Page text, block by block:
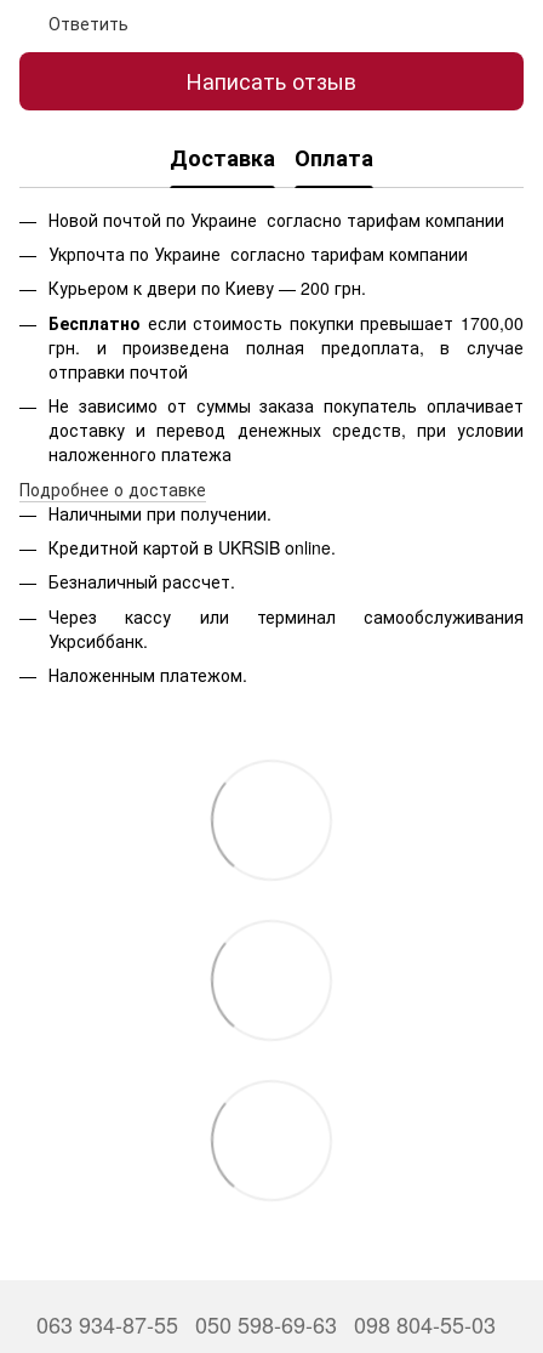
Ответить
Написать отзыв
Доставка Оплата
Новой почтой по Украине согласно тарифам компании
Укрпочта по Украине согласно тарифам компании
Курьером к двери по Киеву — 200 грн.
Бесплатно если стоимость покупки превышает 1700,00
грн. и произведена полная предоплата, в случае
отправки почтой
Не зависимо от суммы заказа покупатель оплачивает
доставку и перевод денежных средств, при условии
наложенного платежа
Подробнее о доставке
Наличными при получении.
Кредитной картой в UKRSIB online.
Безналичный рассчет.
Через кассу или терминал самообслуживания
Укрсиббанк.
Наложенным платежом.
063 934-87-55 050 598-69-63 098 804-55-03